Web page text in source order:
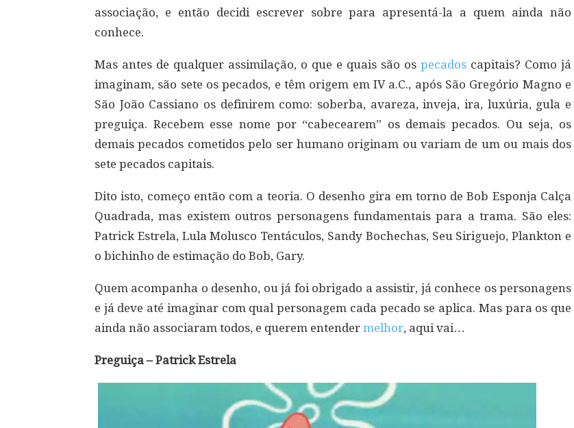
associação, e então decidi escrever sobre para apresentá-la a quem ainda não
conhece.
Mas antes de qualquer assimilação, o que e quais são os pecados capitais? Como já
imaginam, são sete os pecados, e têm origem em IV a.C., após São Gregório Magno e
São João Cassiano os definirem como: soberba, avareza, inveja, ira, luxúria, gula e
preguiça. Recebem esse nome por “cabecearem” os demais pecados. Ou seja, os
demais pecados cometidos pelo ser humano originam ou variam de um ou mais dos
sete pecados capitais.
Dito isto, começo então com a teoria. O desenho gira em torno de Bob Esponja Calça
Quadrada, mas existem outros personagens fundamentais para a trama. São eles:
Patrick Estrela, Lula Molusco Tentáculos, Sandy Bochechas, Seu Siriguejo, Plankton e
o bichinho de estimação do Bob, Gary.
Quem acompanha o desenho, ou já foi obrigado a assistir, já conhece os personagens
e já deve até imaginar com qual personagem cada pecado se aplica. Mas para os que
ainda não associaram todos, e querem entender melhor, aqui vai…
Preguiça – Patrick Estrela